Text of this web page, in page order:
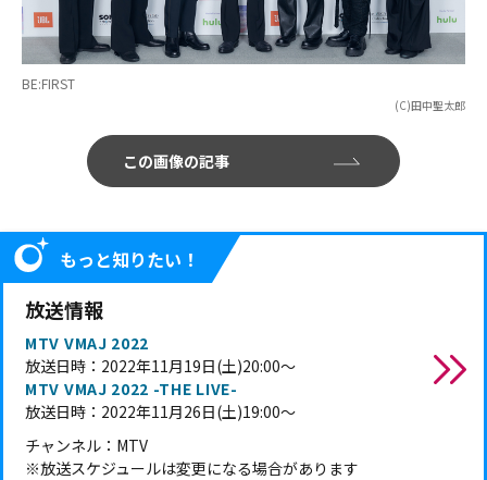
BE:FIRST
(C)田中聖太郎
この画像の記事
もっと知りたい！
放送情報
MTV VMAJ 2022
放送日時：2022年11月19日(土)20:00～
MTV VMAJ 2022 -THE LIVE-
放送日時：2022年11月26日(土)19:00～
チャンネル：MTV
※放送スケジュールは変更になる場合があります